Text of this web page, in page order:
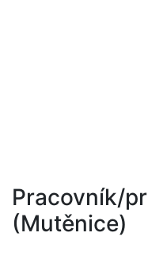
Pracovník/
(Mutěnice)